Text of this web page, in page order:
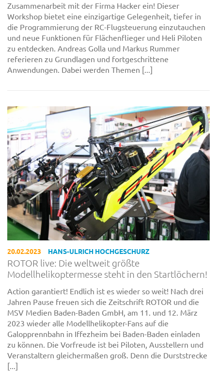
Zusammenarbeit mit der Firma Hacker ein! Dieser
Workshop bietet eine einzigartige Gelegenheit, tiefer in
die Programmierung der RC-Flugsteuerung einzutauchen
und neue Funktionen für Flächenflieger und Heli Piloten
zu entdecken. Andreas Golla und Markus Rummer
referieren zu Grundlagen und fortgeschrittene
Anwendungen. Dabei werden Themen [...]
20.02.2023 HANS-ULRICH HOCHGESCHURZ
ROTOR live: Die weltweit größte
Modellhelikoptermesse steht in den Startlöchern!
Action garantiert! Endlich ist es wieder so weit! Nach drei
Jahren Pause freuen sich die Zeitschrift ROTOR und die
MSV Medien Baden-Baden GmbH, am 11. und 12. März
2023 wieder alle Modellhelikopter-Fans auf die
Galopprennbahn in Iffezheim bei Baden-Baden einladen
zu können. Die Vorfreude ist bei Piloten, Ausstellern und
Veranstaltern gleichermaßen groß. Denn die Durststrecke
[...]